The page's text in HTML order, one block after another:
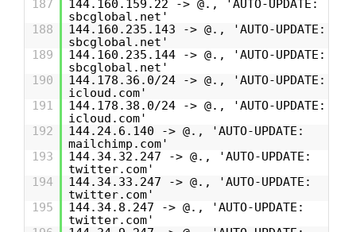
187
144.160.159.22 -> @., 'AUTO-UPDATE:
sbcglobal.net'
188
144.160.235.143 -> @., 'AUTO-UPDATE:
sbcglobal.net'
189
144.160.235.144 -> @., 'AUTO-UPDATE:
sbcglobal.net'
190
144.178.36.0/24 -> @., 'AUTO-UPDATE:
icloud.com'
191
144.178.38.0/24 -> @., 'AUTO-UPDATE:
icloud.com'
192
144.24.6.140 -> @., 'AUTO-UPDATE:
mailchimp.com'
193
144.34.32.247 -> @., 'AUTO-UPDATE:
twitter.com'
194
144.34.33.247 -> @., 'AUTO-UPDATE:
twitter.com'
195
144.34.8.247 -> @., 'AUTO-UPDATE:
twitter.com'